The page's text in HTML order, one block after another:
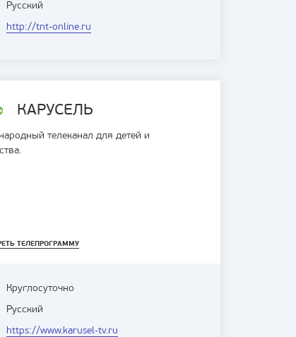
Русский
http://tnt-online.ru
КАРУСЕЛЬ
телеканал для детей и
ТЕЛЕПРОГРАММУ
Круглосуточно
Русский
https://www.karusel-tv.ru